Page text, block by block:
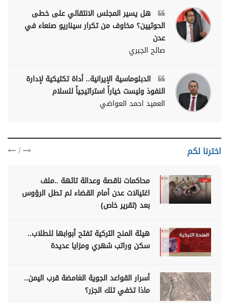
هل يسير المجلس الانتقالي على خطى
الحوثيين؟ مخاوف من تكرار سيناريو صنعاء في
عدن
صالح الجبري
الدبلوماسية الإيرانية.. أداة تكتيكية لإدارة
النفوذ وليست خياراً استراتيجياً للسلام
العميد احمد العواضي
اخترنا لكم /
محاكمات ناقصة وعدالة تائهة ..ملف
اغتيالات عدن أمام القضاء لم تطل الرؤوس
بعد (تقرير خاص)
هيئة المنح التركية تفتح أبوابها للطلاب..
سكن وراتب شهري ومزايا عديدة
أسرار القواعد الجوية الغامضة قرب اليمن..
ماذا تخفي تلك الجزر؟